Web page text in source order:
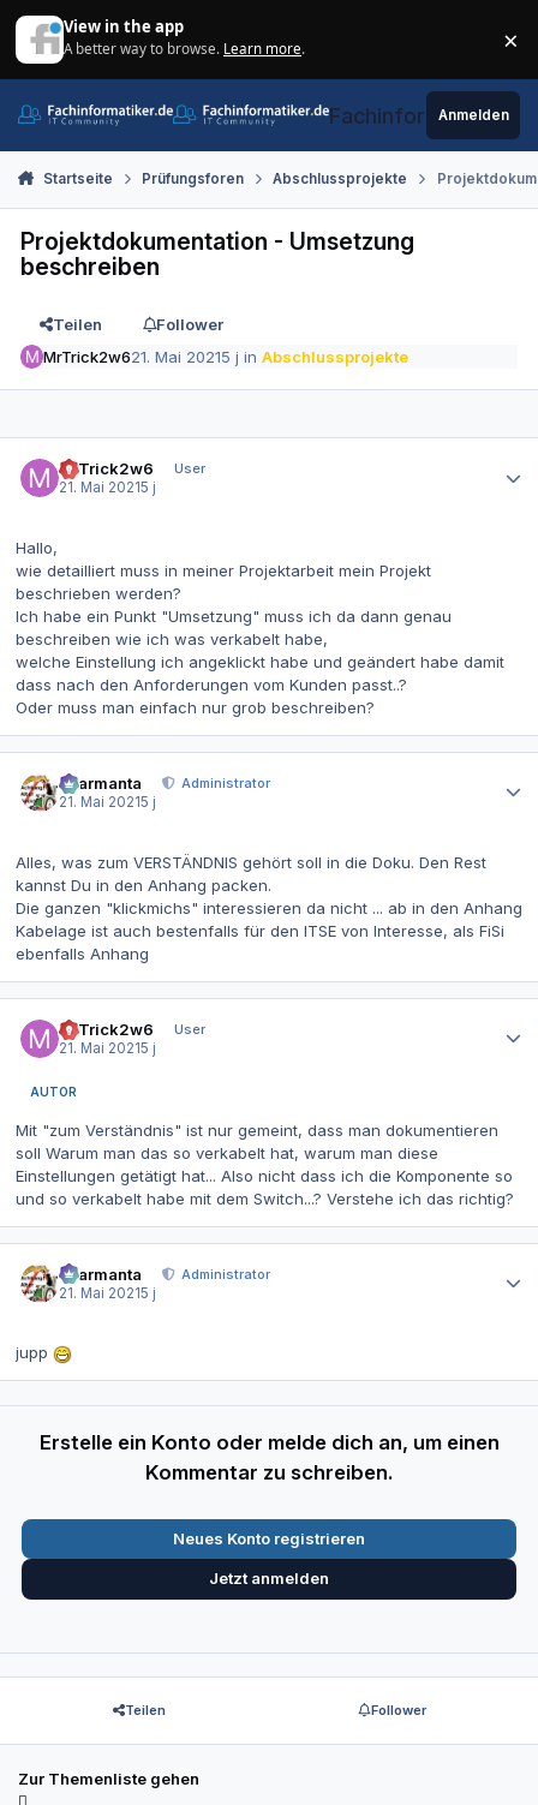
View in the app
A better way to browse. Learn more. ×
Fachinformatiker.de
Anmelden
Startseite Prüfungsforen Abschlussprojekte
Projektdokumentation - Umsetzung
beschreiben
Teilen
Follower
MrTrick2w621. Mai 20215 j inAbschlussprojekte
MrTrick2w6
User
21. Mai 20215 j
Hallo,
wie detailliert muss in meiner Projektarbeit mein Projekt
beschrieben werden?
Ich habe ein Punkt "Umsetzung" muss ich da dann genau
beschreiben wie ich was verkabelt habe,
welche Einstellung ich angeklickt habe und geändert habe damit
dass nach den Anforderungen vom Kunden passt..?
Oder muss man einfach nur grob beschreiben?
charmanta
Administrator
21. Mai 20215 j
Alles, was zum VERSTÄNDNIS gehört soll in die Doku. Den Rest
kannst Du in den Anhang packen.
Die ganzen "klickmichs" interessieren da nicht ... ab in den Anhang
Kabelage ist auch bestenfalls für den ITSE von Interesse, als FiSi
ebenfalls Anhang
MrTrick2w6
User
21. Mai 20215 j
AUTOR
Mit "zum Verständnis" ist nur gemeint, dass man dokumentieren
soll Warum man das so verkabelt hat, warum man diese
Einstellungen getätigt hat... Also nicht dass ich die Komponente so
und so verkabelt habe mit dem Switch...? Verstehe ich das richtig?
charmanta
Administrator
21. Mai 20215 j
jupp
Erstelle ein Konto oder melde dich an, um einen
Kommentar zu schreiben.
Neues Konto registrieren
Jetzt anmelden
Teilen Follower
Zur Themenliste gehen